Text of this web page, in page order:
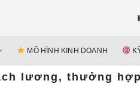
MÔ HÌNH KINH DOANH
lương, thưởng